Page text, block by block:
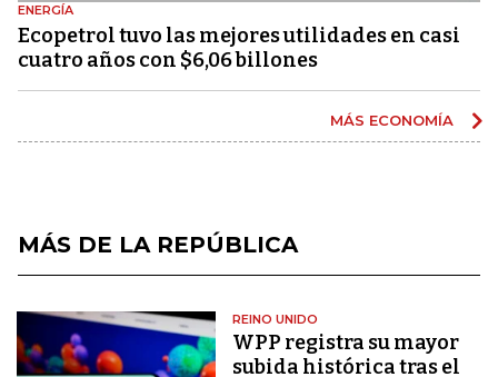
ENERGÍA
Ecopetrol tuvo las mejores utilidades en casi
cuatro años con $6,06 billones
MÁS ECONOMÍA
MÁS DE LA REPÚBLICA
REINO UNIDO
WPP registra su mayor
subida histórica tras el